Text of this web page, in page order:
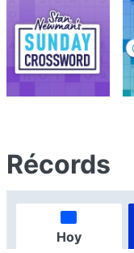
Récords
Hoy